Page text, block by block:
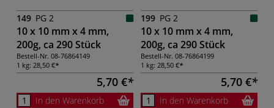
149 PG 2
10 x 10 mm x 4 mm,
200g, ca 290 Stück
Bestell-Nr. 08-76864149
1 kg: 28,50 €
5,70 €
In den Warenkorb
199 PG 2
10 x 10 mm x 4 mm,
200g, ca 290 Stück
Bestell-Nr. 08-76864199
1 kg: 28,50 €
5,70 €
In den Warenkorb